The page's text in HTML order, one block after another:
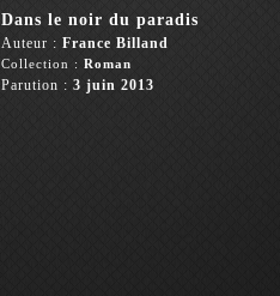
Dans le noir du paradis
Auteur : France Billand
Collection : Roman
Parution : 3 juin 2013